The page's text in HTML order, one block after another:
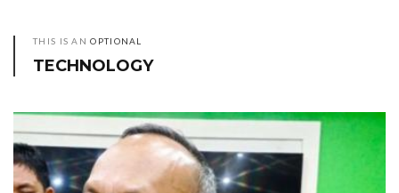
THIS IS ANOPTIONAL
TECHNOLOGY